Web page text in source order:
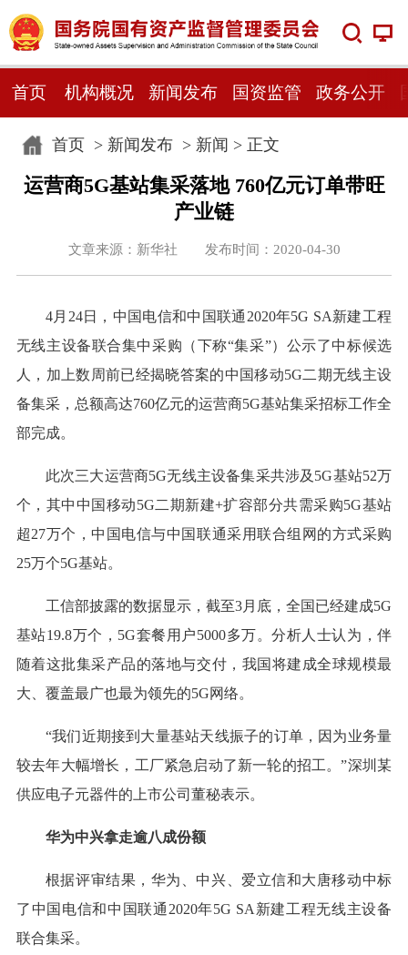
首页 机构概况 新闻发布 国资监管 政务公开
首页> 新闻发布> 新闻 > 正文
运营商5G基站集采落地 760亿元订单带旺
产业链
文章来源：新华社 发布时间：2020-04-30
4月24日，中国电信和中国联通2020年5G SA新建工程
无线主设备联合集中采购（下称“集采”）公示了中标候选
人，加上数周前已经揭晓答案的中国移动5G二期无线主设
备集采，总额高达760亿元的运营商5G基站集采招标工作全
部完成。
此次三大运营商5G无线主设备集采共涉及5G基站52万
个，其中中国移动5G二期新建+扩容部分共需采购5G基站
超27万个，中国电信与中国联通采用联合组网的方式采购
25万个5G基站。
工信部披露的数据显示，截至3月底，全国已经建成5G
基站19.8万个，5G套餐用户5000多万。分析人士认为，伴
随着这批集采产品的落地与交付，我国将建成全球规模最
大、覆盖最广也最为领先的5G网络。
“我们近期接到大量基站天线振子的订单，因为业务量
较去年大幅增长，工厂紧急启动了新一轮的招工。”深圳某
供应电子元器件的上市公司董秘表示。
华为中兴拿走逾八成份额
根据评审结果，华为、中兴、爱立信和大唐移动中标
了中国电信和中国联通2020年5G SA新建工程无线主设备
联合集采。